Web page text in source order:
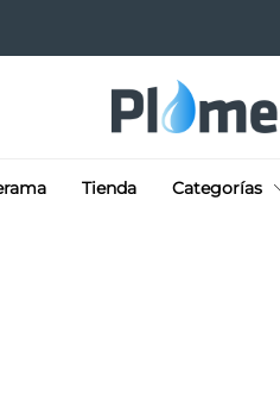
Tienda Categorías